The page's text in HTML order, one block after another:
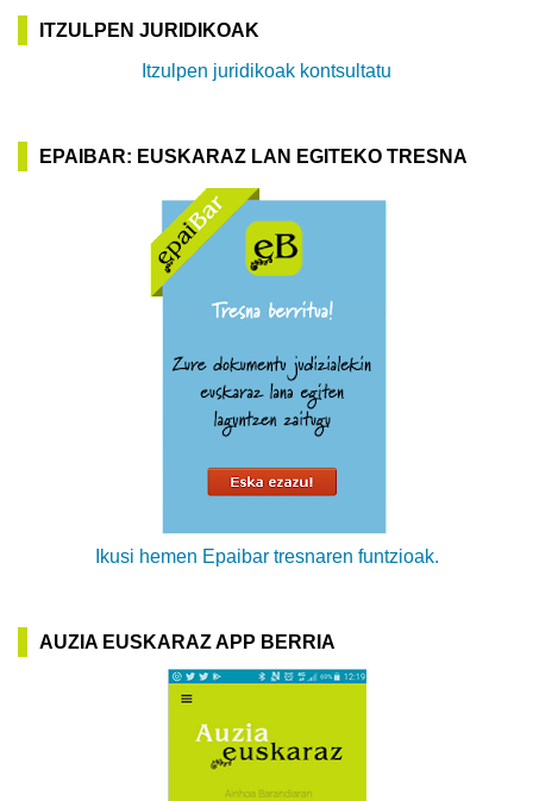
ITZULPEN JURIDIKOAK
Itzulpen juridikoak kontsultatu
EPAIBAR: EUSKARAZ LAN EGITEKO TRESNA
Ikusi hemen Epaibar tresnaren funtzioak.
AUZIA EUSKARAZ APP BERRIA